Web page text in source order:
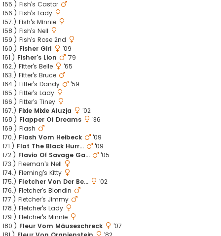
155.) Fish's Castor
156.) Fish's Lady
157.) Fish's Minnie
158.) Fish's Nell
159.) Fish's Rose 2nd
160.) Fisher Girl
'09
161.) Fisher's Lion
'79
162.) Fitter's Belle
'65
163.) Fitter's Bruce
164.) Fitter's Dandy
'59
165.) Fitter's Lady
166.) Fitter's Tiney
167.) Fixie Mixie Aluzja
'02
168.) Flapper Of Dreams
'36
169.) Flash
170.) Flash Vom Heibeck
'09
171.) Flat The Black Hurr...
'09
172.) Flavio Of Savage Ga...
'05
173.) Fleeman's Nell
174.) Fleming's Kitty
175.) Fletcher Von Der Be...
'02
176.) Fletcher's Blondin
177.) Fletcher's Jimmy
178.) Fletcher's Lady
179.) Fletcher's Minnie
180.) Fleur Vom Mäuseschreck
'07